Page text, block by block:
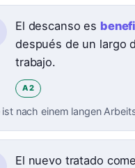
El descanso es
después de un largo
trabajo.
A2
ist nach einem langen
El nuevo tratado